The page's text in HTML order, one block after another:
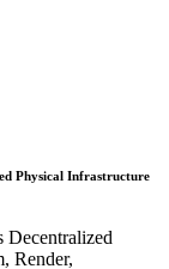
Physical Infrastructure
Decentralized
Render,